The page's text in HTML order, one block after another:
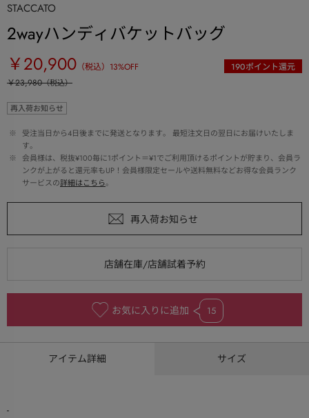
STACCATO
2wayハンディバケットバッグ
￥20,900 （税込） 13%OFF 190ポイント還元
￥23,980（税込）
再入荷お知らせ
※
受注当日から4日後までに発送となります。 最短注文日の翌日にお届けいたしま
す。
※
会員様は、税抜¥100毎に1ポイント＝¥1でご利用頂けるポイントが貯まり、会員ラ
ンクが上がると還元率もUP！会員様限定セールや送料無料などお得な会員ランク
サービスの詳細はこちら。
お気に入りに追加 15
アイテム詳細 サイズ
-